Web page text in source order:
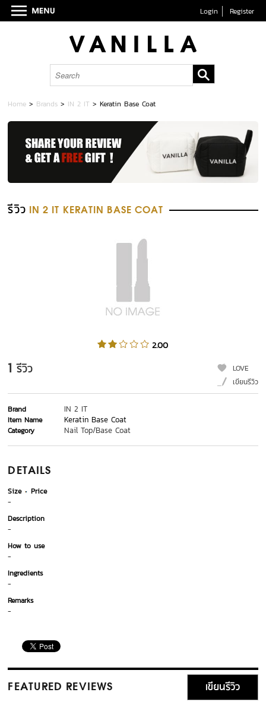
Login Register
Home > Brands > IN 2 IT >Keratin Base Coat
รีวิว IN 2 IT KERATIN BASE COAT
2.00
1 รีวิว
LOVE
เขียนรีวิว
Brand IN 2 IT
Item Name Keratin Base Coat
Category Nail Top/Base Coat
DETAILS
Size
Price
-
Description
-
How to use
-
Ingredients
-
Remarks
-
FEATURED REVIEWS เขียนรีวิว